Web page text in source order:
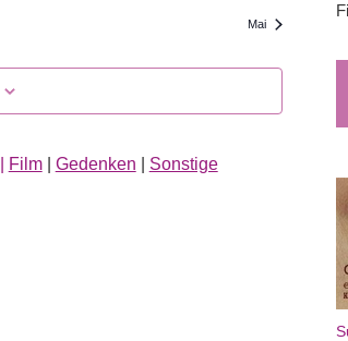
Mai
Film| Gedenken Sonstige